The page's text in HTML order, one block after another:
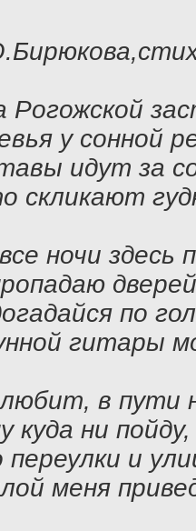
Рогожской
у сонной
идут за
скликают
ночи здесь
по
гитары
в пути
куда ни пойду,
переулки и
меня